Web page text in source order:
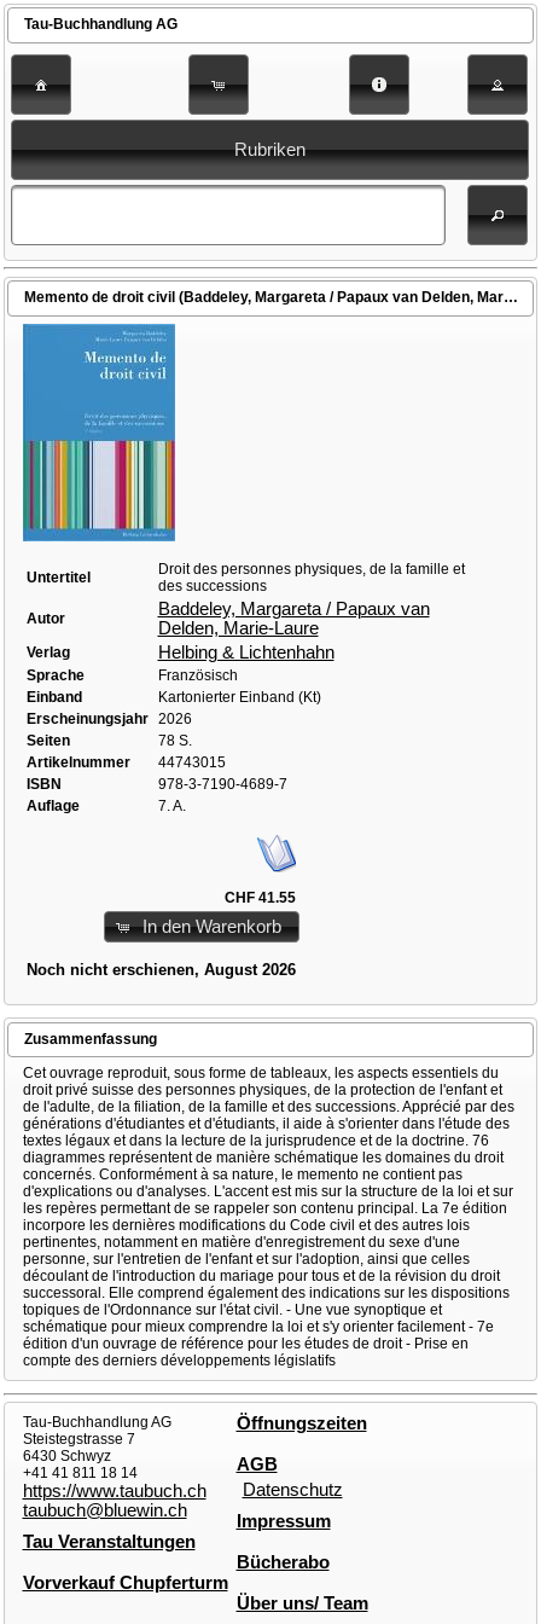
Tau-Buchhandlung AG
Rubriken
Memento de droit civil (Baddeley, Margareta / Papaux van Delden, Marie-Laure)
Untertitel
Droit des personnes physiques, de la famille et
des successions
Autor
Baddeley, Margareta / Papaux van
Delden, Marie-Laure
Verlag Helbing & Lichtenhahn
Sprache
Französisch
Einband
Kartonierter Einband (Kt)
Erscheinungsjahr
2026
Seiten
78 S.
Artikelnummer
44743015
ISBN
978-3-7190-4689-7
Auflage
7. A.
CHF 41.55
In den Warenkorb
Noch nicht erschienen, August 2026
Zusammenfassung
Cet ouvrage reproduit, sous forme de tableaux, les aspects essentiels du
droit privé suisse des personnes physiques, de la protection de l'enfant et
de l'adulte, de la filiation, de la famille et des successions. Apprécié par des
générations d'étudiantes et d'étudiants, il aide à s'orienter dans l'étude des
textes légaux et dans la lecture de la jurisprudence et de la doctrine. 76
diagrammes représentent de manière schématique les domaines du droit
concernés. Conformément à sa nature, le memento ne contient pas
d'explications ou d'analyses. L'accent est mis sur la structure de la loi et sur
les repères permettant de se rappeler son contenu principal. La 7e édition
incorpore les dernières modifications du Code civil et des autres lois
pertinentes, notamment en matière d'enregistrement du sexe d'une
personne, sur l'entretien de l'enfant et sur l'adoption, ainsi que celles
découlant de l'introduction du mariage pour tous et de la révision du droit
successoral. Elle comprend également des indications sur les dispositions
topiques de l'Ordonnance sur l'état civil. - Une vue synoptique et
schématique pour mieux comprendre la loi et s'y orienter facilement - 7e
édition d'un ouvrage de référence pour les études de droit - Prise en
compte des derniers développements législatifs
Tau-Buchhandlung AG
Steistegstrasse 7
6430 Schwyz
+41 41 811 18 14
https://www.taubuch.ch
taubuch@bluewin.ch
Öffnungszeiten
AGB
Datenschutz
Impressum
Tau Veranstaltungen
Bücherabo
Vorverkauf Chupferturm
Über uns/ Team